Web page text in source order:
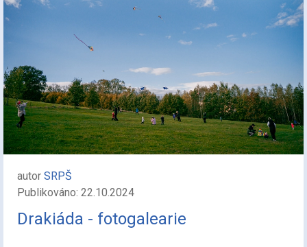
autor SRPŠ
Publikováno: 22.10.2024
Drakiáda - fotogalearie